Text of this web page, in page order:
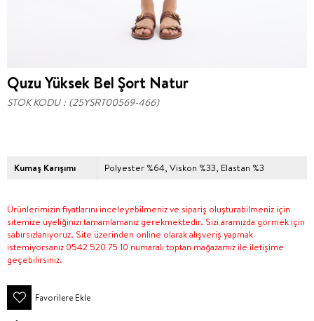
Quzu Yüksek Bel Şort Natur
STOK KODU (25YSRT00569-466)
Kumaş Karışımı Polyester %64, Viskon %33, Elastan %3
Ürünlerimizin fiyatlarını inceleyebilmeniz ve sipariş oluşturabilmeniz için
sitemize üyeliğinizi tamamlamanız gerekmektedir. Sizi aramızda görmek için
sabırsızlanıyoruz. Site üzerinden online olarak alışveriş yapmak
istemiyorsanız 0542 520 75 10 numaralı toptan mağazamız ile iletişime
geçebilirsiniz.
Favorilere Ekle